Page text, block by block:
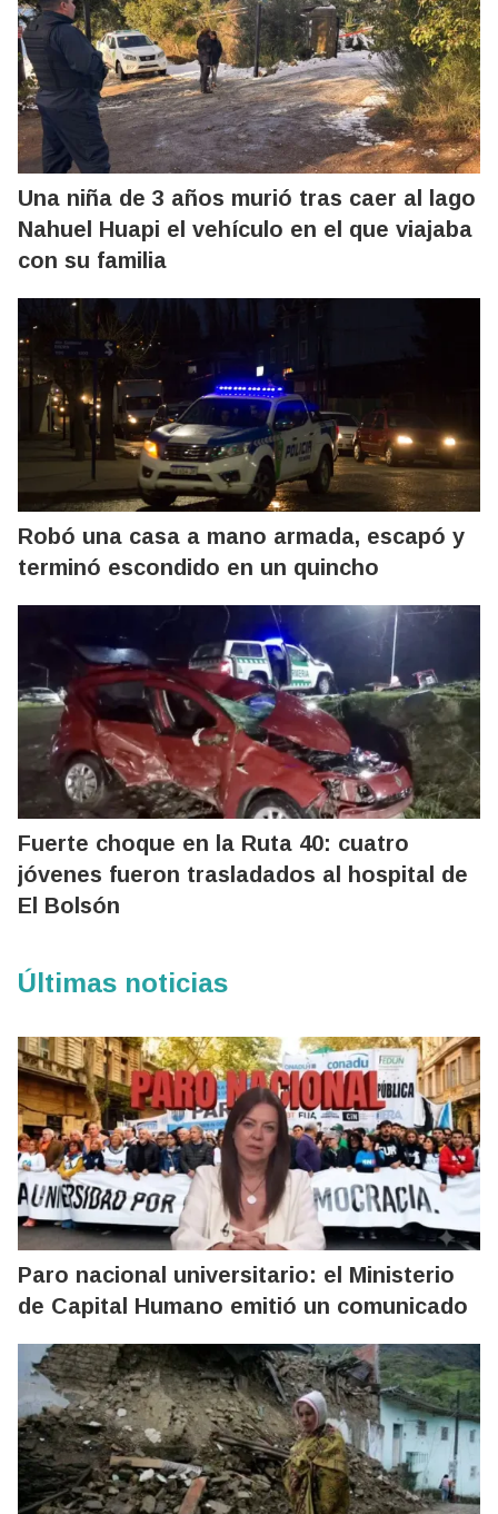
Una niña de 3 años murió tras caer al lago
Nahuel Huapi el vehículo en el que viajaba
con su familia
Robó una casa a mano armada, escapó y
terminó escondido en un quincho
Fuerte choque en la Ruta 40: cuatro
jóvenes fueron trasladados al hospital de
El Bolsón
Últimas noticias
Paro nacional universitario: el Ministerio
de Capital Humano emitió un comunicado